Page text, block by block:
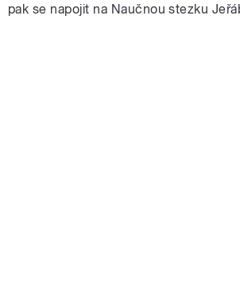
pak se napojit na Naučnou stezku